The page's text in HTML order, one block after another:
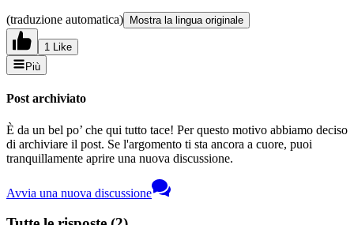
(traduzione automatica) Mostra la lingua originale
1 Like
Più
Post archiviato
È da un bel po’ che qui tutto tace! Per questo motivo abbiamo deciso
di archiviare il post. Se l'argomento ti sta ancora a cuore, puoi
tranquillamente aprire una nuova discussione.
Avvia una nuova discussione